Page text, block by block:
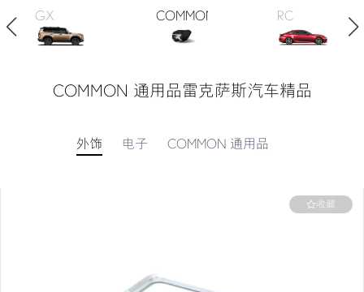
购车工具
车主服务
品牌天地
GX COMMON 通用品 RC
COMMON 通用品雷克萨斯汽车精品
外饰 电子 COMMON 通用品
收藏